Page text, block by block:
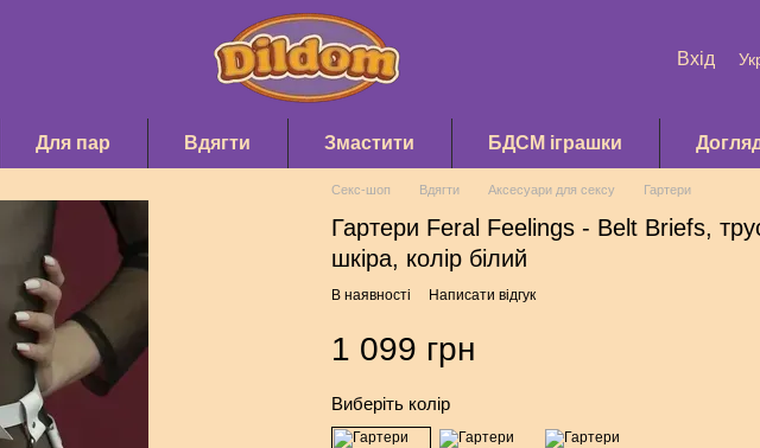
Вхід
Для пар Вдягти Змастити БДСМ іграшки
Секс-шоп Вдягти Аксесуари для сексу Гартери
Гартери Feral Feelings - Belt Briefs,
шкіра, колір білий
В наявності Написати відгук
1 099 грн
Виберіть колір